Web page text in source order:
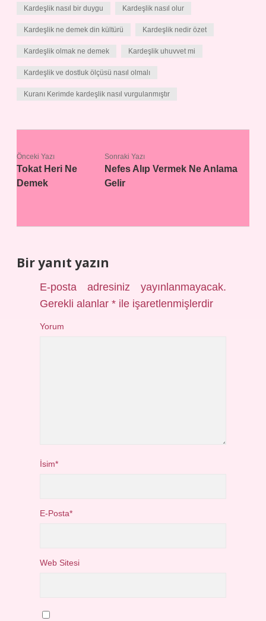
Kardeşlik nasıl bir duygu Kardeşlik nasıl olur
Kardeşlik ne demek din kültürü Kardeşlik nedir özet
Kardeşlik olmak ne demek Kardeşlik uhuvvet mi
Kardeşlik ve dostluk ölçüsü nasıl olmalı
Kuranı Kerimde kardeşlik nasıl vurgulanmıştır
Önceki Yazı
Tokat Heri Ne
Demek
Sonraki Yazı
Nefes Alıp Vermek Ne Anlama
Gelir
Bir yanıt yazın
E-posta adresiniz yayınlanmayacak.
Gerekli alanlar* ile işaretlenmişlerdir
Yorum
İsim*
E-Posta*
Web Sitesi